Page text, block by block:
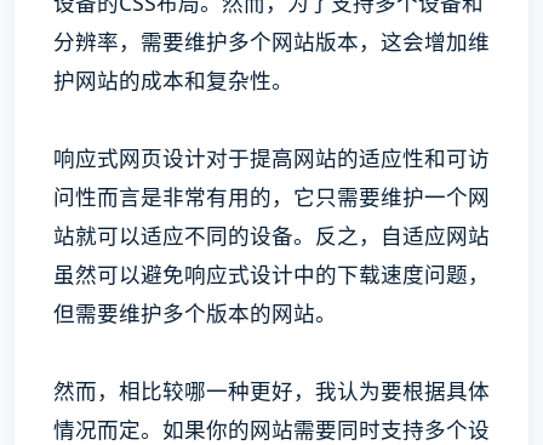
分辨率，需要维护多个网站版本，这会增加维
护网站的成本和复杂性。
响应式网页设计对于提高网站的适应性和可访
问性而言是非常有用的，它只需要维护一个网
站就可以适应不同的设备。反之，自适应网站
虽然可以避免响应式设计中的下载速度问题，
但需要维护多个版本的网站。
然而，相比较哪一种更好，我认为要根据具体
情况而定。如果你的网站需要同时支持多个设